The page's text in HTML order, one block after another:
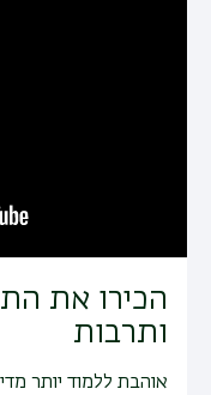
הכירו את
ותרבות
אוהבת ללמוד יותר